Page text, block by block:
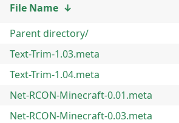
File Name ↓
Parent directory/
Text-Trim-1.03.meta
Text-Trim-1.04.meta
Net-RCON-Minecraft-0.01.meta
Net-RCON-Minecraft-0.03.meta